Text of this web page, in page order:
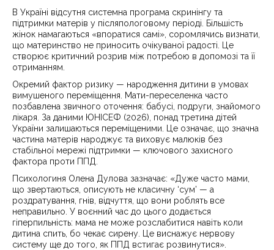
В Україні відсутня системна програма скринінгу та
підтримки матерів у післяпологовому періоді. Більшість
жінок намагаються «впоратися самі», соромлячись визнати,
що материнство не приносить очікуваної радості. Це
створює критичний розрив між потребою в допомозі та її
отриманням.
Окремий фактор ризику — народження дитини в умовах
вимушеного переміщення. Мати-переселенка часто
позбавлена звичного оточення: бабусі, подруги, знайомого
лікаря. За даними ЮНІСЕФ (2026), понад третина дітей
України залишаються переміщеними. Це означає, що значна
частина матерів народжує та виховує малюків без
стабільної мережі підтримки — ключового захисного
фактора проти ППД.
Психологиня Олена Дулова зазначає: «Дуже часто мами,
що звертаються, описують не класичну ‘сум’ — а
роздратування, гнів, відчуття, що вони роблять все
неправильно. У воєнний час до цього додається
гіперпильність: мама не може розслабитися навіть коли
дитина спить, бо чекає сирену. Це виснажує нервову
систему ще до того, як ППД встигає розвинутися».